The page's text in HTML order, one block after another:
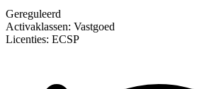
Gereguleerd
Activaklassen: Vastgoed
Licenties: ECSP